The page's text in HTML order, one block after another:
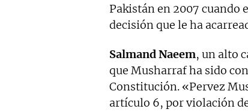
Pakistán en 2007 cuando
decisión que le ha
Salmand Naeem, un alto
que Musharraf ha sido
Constitución. «Pervez
artículo 6, por violación